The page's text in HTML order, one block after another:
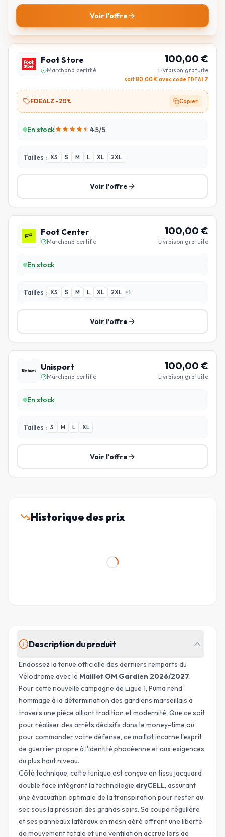
Voir l'offre
Foot Store
Marchand certifié
100,00 €
Livraison gratuite
soit80,00€ avec code FDEALZ
FDEALZ:-20% Copier
En stock 4.5/5
Tailles : XS S M L XL 2XL
Voir l'offre
Foot Center
Marchand certifié
100,00 €
Livraison gratuite
En stock
Tailles : XS S M L XL 2XL +1
Voir l'offre
Unisport
Marchand certifié
100,00 €
Livraison gratuite
En stock
Tailles : S M L XL
Voir l'offre
Historique des prix
Description du produit
Endossez la tenue officielle des derniers remparts du
Vélodrome avec le Maillot OM Gardien 2026/2027.
Pour cette nouvelle campagne de Ligue 1, Puma rend
hommage à la détermination des gardiens marseillais à
travers une pièce alliant tradition et modernité. Que ce soit
pour réaliser des arrêts décisifs dans le money-time ou
pour commander votre défense, ce maillot incarne l'esprit
de guerrier propre à l'identité phocéenne et aux exigences
du plus haut niveau.
Côté technique, cette tunique est conçue en tissu jacquard
double face intégrant la technologie dryCELL, assurant
une évacuation optimale de la transpiration pour rester au
sec sous la pression des grands soirs. Sa coupe régulière
et ses panneaux latéraux en mesh aéré offrent une liberté
de mouvement totale et une ventilation accrue lors de